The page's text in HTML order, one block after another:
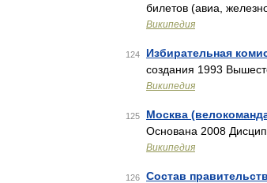
билетов (авиа,
Википедия
124 Избирательная
создания 1993
Википедия
125 Москва
Основана 2008
Википедия
126 Состав